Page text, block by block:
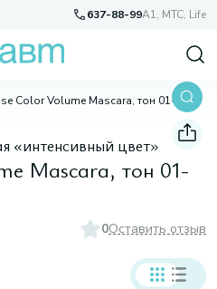
637-88-99A1, МТС, Life
Color Volume Mascara, тон 01-Noir
«интенсивный цвет»
Mascara, тон 01-
0Оставить отзыв